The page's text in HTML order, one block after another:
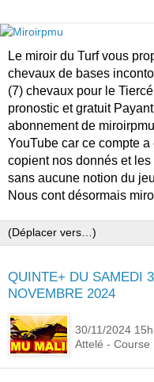
Le miroir du Turf vous
chevaux de bases
(7) chevaux pour le
pronostic et gratuit
abonnement de
YouTube car ce compte
copient nos donnés et
sans aucune notion du
Nous cont désormais
QUINTE+ DU SAMEDI
NOVEMBRE 2024
30/11/2024
Attelé - Course